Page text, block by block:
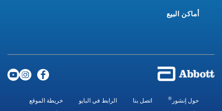
أماكن البيع
حول إنشور ® اتصل بنا الرابط في البايو
خريطة الموقع